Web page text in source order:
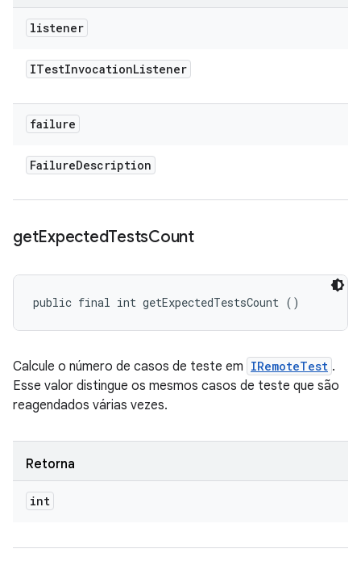
listener
ITestInvocationListener
failure
FailureDescription
getExpectedTestsCount
public final int getExpectedTestsCount ()
Calcule o número de casos de teste em IRemoteTest .
Esse valor distingue os mesmos casos de teste que são
reagendados várias vezes.
Retorna
int